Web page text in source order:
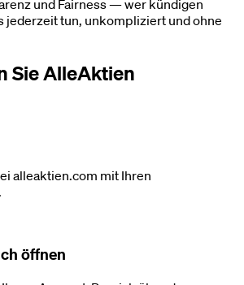
und Fairness — wer kündigen
jederzeit tun, unkompliziert und ohne
Sie AlleAktien
alleaktien.com mit Ihren
öffnen